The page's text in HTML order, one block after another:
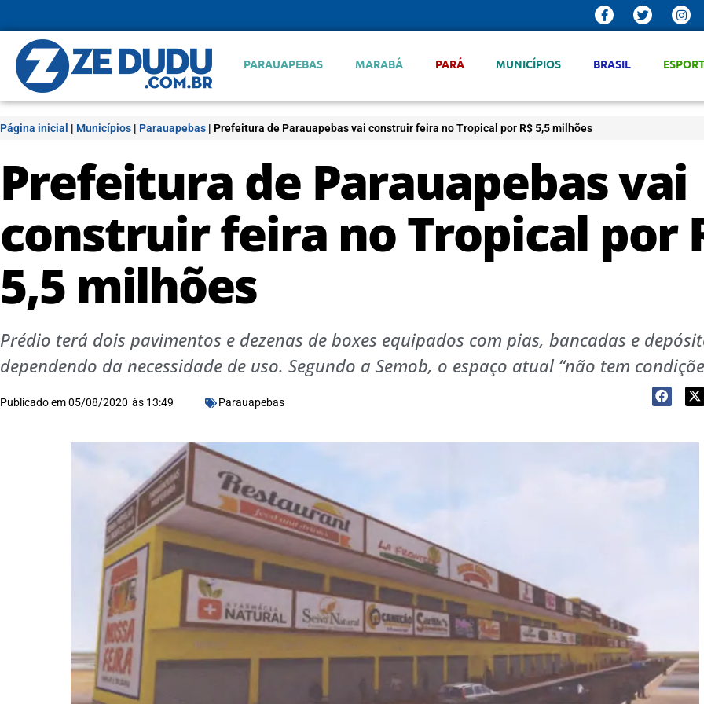
PARAUAPEBAS MARABÁ PARÁ MUNICÍPIOS BRASIL
Página inicial | Municípios | Parauapebas | Prefeitura de Parauapebas vai construir feira no Tropical por R$ 5,5 milhões
Prefeitura de Parauapebas vai
construir feira no Tropical por
5,5 milhões
Prédio terá dois pavimentos e dezenas de boxes equipados com pias, bancadas e
dependendo da necessidade de uso. Segundo a Semob, o espaço atual “não tem
Publicado em05/08/2020 às 13:49 Parauapebas